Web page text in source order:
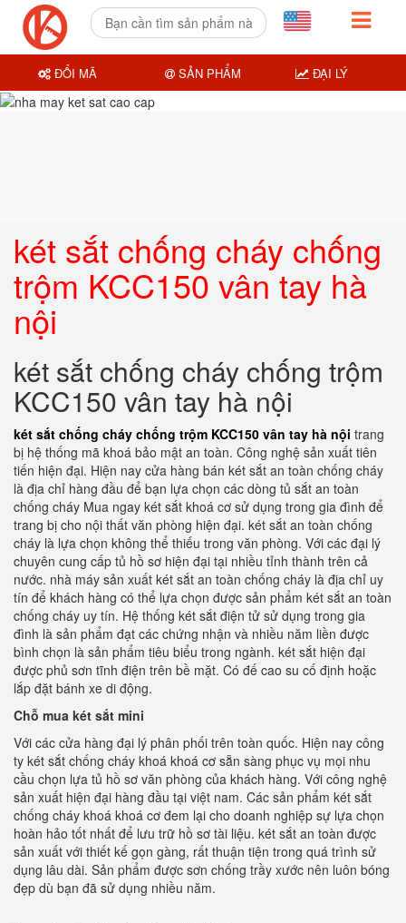
két sắt chống cháy chống
trộm KCC150 vân tay hà
nội
két sắt chống cháy chống trộm
KCC150 vân tay hà nội
két sắt chống cháy chống trộm KCC150 vân tay hà nội trang
bị hệ thống mã khoá bảo mật an toàn. Công nghệ sản xuất tiên
tiến hiện đại. Hiện nay cửa hàng bán két sắt an toàn chống cháy
là địa chỉ hàng đầu để bạn lựa chọn các dòng tủ sắt an toàn
chống cháy Mua ngay két sắt khoá cơ sử dụng trong gia đình để
trang bị cho nội thất văn phòng hiện đại. két sắt an toàn chống
cháy là lựa chọn không thể thiếu trong văn phòng. Với các đại lý
chuyên cung cấp tủ hồ sơ hiện đại tại nhiều tỉnh thành trên cả
nước. nhà máy sản xuất két sắt an toàn chống cháy là địa chỉ uy
tín để khách hàng có thể lựa chọn được sản phẩm két sắt an toàn
chống cháy uy tín. Hệ thống két sắt điện tử sử dụng trong gia
đình là sản phẩm đạt các chứng nhận và nhiều năm liền được
bình chọn là sản phẩm tiêu biểu trong ngành. két sắt hiện đại
được phủ sơn tĩnh điện trên bề mặt. Có đế cao su cố định hoặc
lắp đặt bánh xe di động.
Chỗ mua két sắt mini
Với các cửa hàng đại lý phân phối trên toàn quốc. Hiện nay công
ty két sắt chống cháy khoá khoá cơ sẵn sàng phục vụ mọi nhu
cầu chọn lựa tủ hồ sơ văn phòng của khách hàng. Với công nghệ
sản xuất hiện đại hàng đầu tại việt nam. Các sản phẩm két sắt
chống cháy khoá khoá cơ đem lại cho doanh nghiệp sự lựa chọn
hoàn hảo tốt nhất để lưu trữ hồ sơ tài liệu. két sắt an toàn được
sản xuất với thiết kế gọn gàng, rất thuận tiện trong quá trình sử
dụng lâu dài. Sản phẩm được sơn chống trầy xước nên luôn bóng
đẹp dù bạn đã sử dụng nhiều năm.
ĐỔI MÃ SẢN PHẨM ĐẠI LÝ